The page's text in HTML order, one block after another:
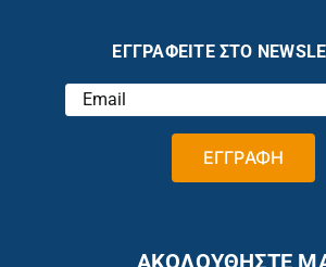
ΕΓΓΡΑΦΕΙΤΕ ΣΤΟ
ΑΚΟΛΟΥΘΗΣΤΕ